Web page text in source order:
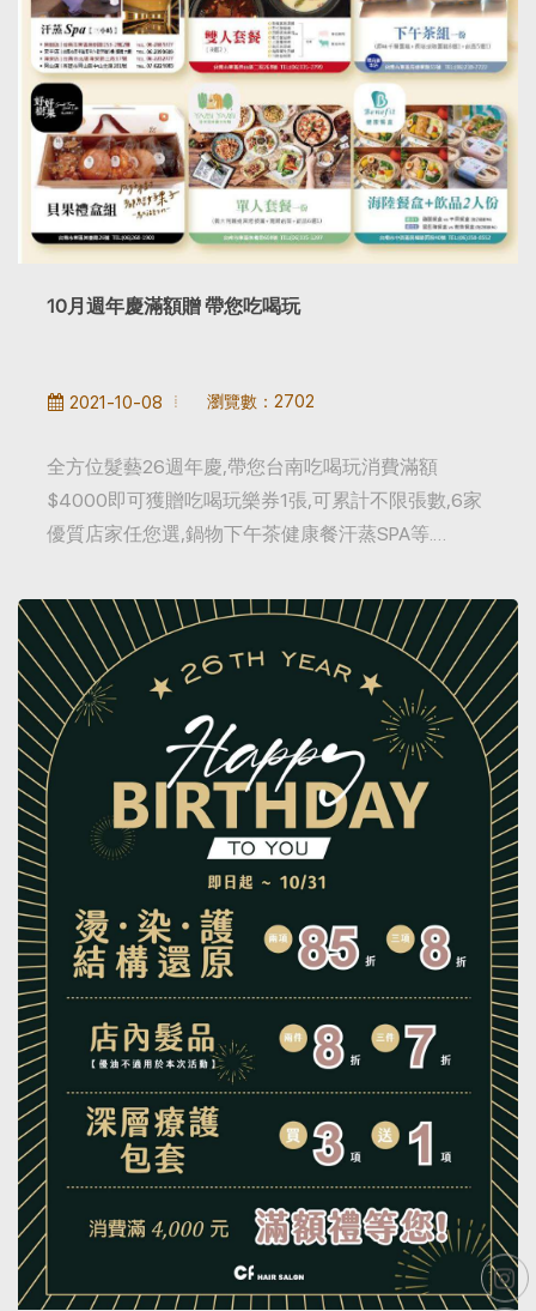
10月週年慶滿額贈 帶您吃喝玩
2021-10-08 瀏覽數：2702
全方位髮藝26週年慶,帶您台南吃喝玩消費滿額
$4000即可獲贈吃喝玩樂券1張,可累計不限張數,6家
優質店家任您選,鍋物下午茶健康餐汗蒸SPA等.…